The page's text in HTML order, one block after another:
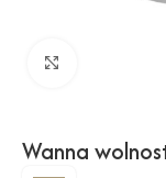
Wanna